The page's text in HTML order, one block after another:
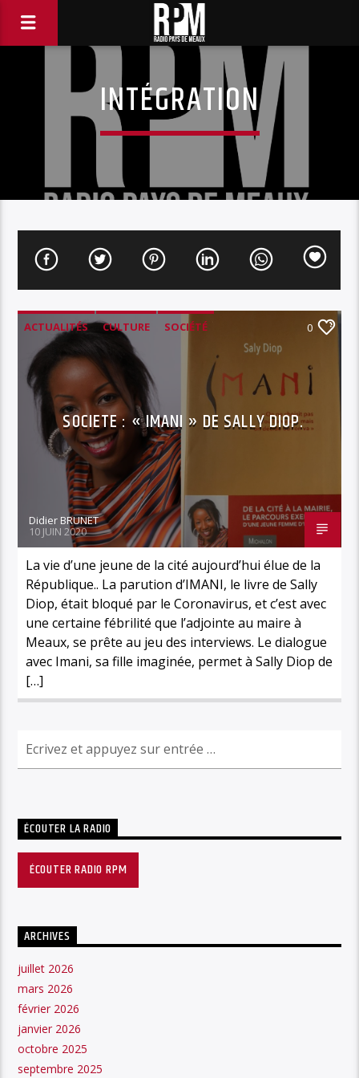
INTÉGRATION
ACTUALITÉS CULTURE SOCIÉTÉ 0
SOCIETE : « IMANI » DE SALLY DIOP.
Didier BRUNET
10 JUIN 2020
La vie d’une jeune de la cité aujourd’hui élue de la
République.. La parution d’IMANI, le livre de Sally
Diop, était bloqué par le Coronavirus, et c’est avec
une certaine fébrilité que l’adjointe au maire à
Meaux, se prête au jeu des interviews. Le dialogue
avec Imani, sa fille imaginée, permet à Sally Diop de
[…]
ÉCOUTER LA RADIO
ÉCOUTER RADIO RPM
ARCHIVES
juillet 2026
mars 2026
février 2026
janvier 2026
octobre 2025
septembre 2025